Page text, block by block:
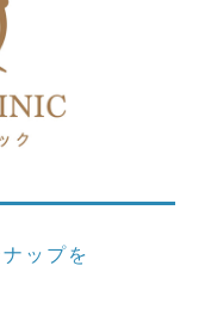
ップを